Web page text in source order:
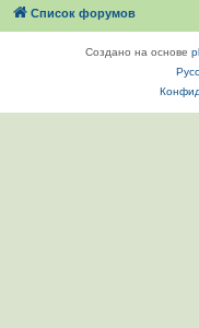
Список форумов
Создано на основе